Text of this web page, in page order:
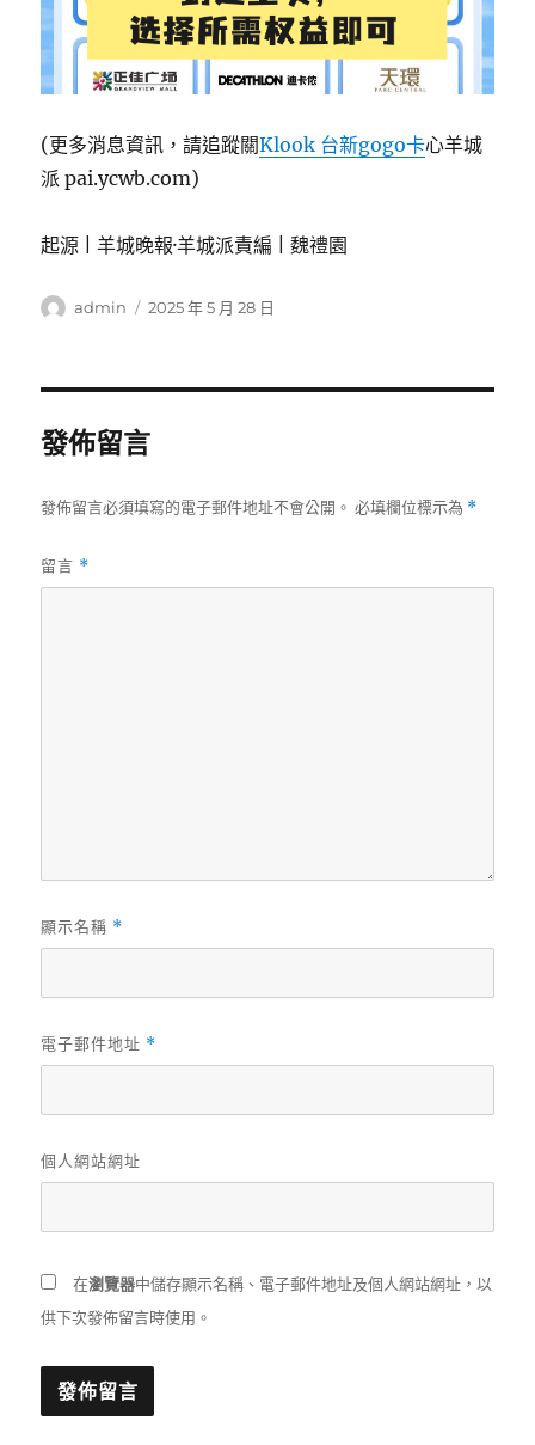
(更多消息資訊，請追蹤關Klook 台新gogo卡心羊城
派 pai.ycwb.com)
起源 | 羊城晚報·羊城派責編 | 魏禮園
作
admin
發
2025 年 5 月 28 日
發佈留言
發佈留言必須填寫的電子郵件地址不會公開。 必填欄位標示為 *
留言 *
顯示名稱 *
電子郵件地址 *
個人網站網址
在瀏覽器中儲存顯示名稱、電子郵件地址及個人網站網址，以
供下次發佈留言時使用。